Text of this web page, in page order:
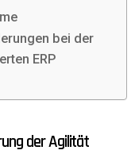
bei der
ERP
der Agilität